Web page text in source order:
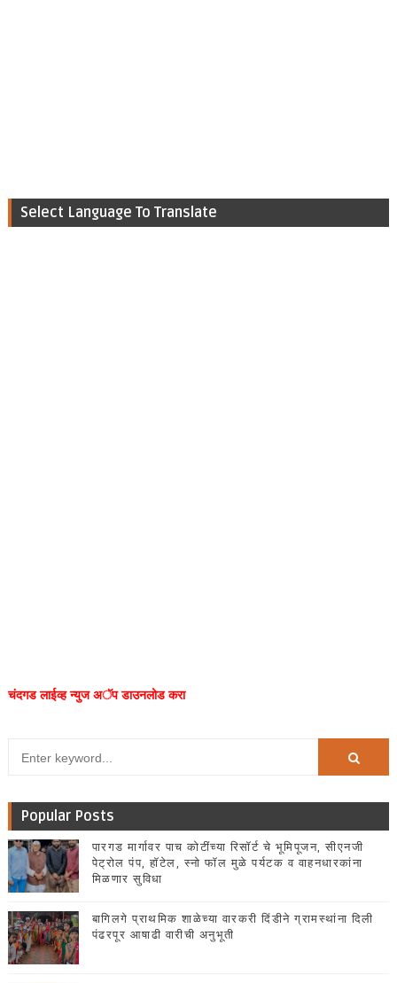
Select Language To Translate
चंदगड लाईव्ह न्युज अॅप डाउनलोड करा
Popular Posts
पारगड मार्गावर पाच कोटींच्या रिसॉर्ट चे भूमिपूजन, सीएनजी
पेट्रोल पंप, हॉटेल, स्नो फॉल मुळे पर्यटक व वाहनधारकांना
मिळणार सुविधा
बागिलगे प्राथमिक शाळेच्या वारकरी दिंडीने ग्रामस्थांना दिली
पंढरपूर आषाढी वारीची अनुभूती